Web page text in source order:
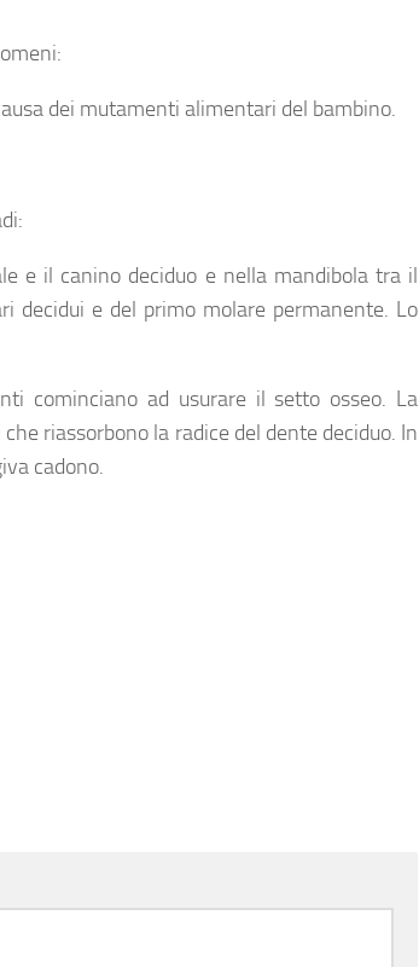
dei mutamenti alimentari del bambino.
e il canino deciduo e nella mandibola tra il
decidui e del primo molare permanente. Lo
cominciano ad usurare il setto osseo. La
riassorbono la radice del dente deciduo. In
cadono.